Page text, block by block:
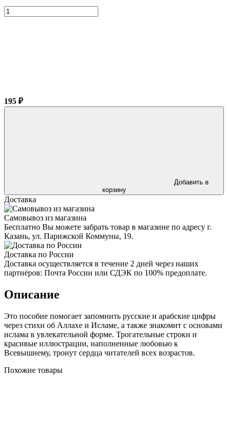
195 ₽
Добавить в
корзину
Доставка
Самовывоз из магазина
Бесплатно Вы можете забрать товар в магазине по адресу г.
Казань, ул. Парижской Коммуны, 19.
Доставка по России
Доставка осуществляется в течение 2 дней через наших
партнёров: Почта России или СДЭК по 100% предоплате.
Описание
Это пособие помогает запомнить русские и арабские цифры
через стихи об Аллахе и Исламе, а также знакомит с основами
ислама в увлекательной форме. Трогательные строки и
красивые иллюстрации, наполненные любовью к
Всевышнему, тронут сердца читателей всех возрастов.
Похожие товары